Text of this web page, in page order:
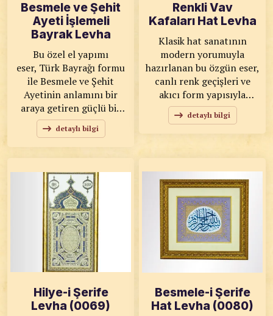
Besmele ve Şehit
Ayeti İşlemeli
Bayrak Levha
Bu özel el yapımı
eser, Türk Bayrağı formu
ile Besmele ve Şehit
Ayetinin anlamını bir
araya getiren güçlü bir
kompozisyondur. Hilal ve
yıldız formu içerisine
hem de manevi derinliği
yansıtır. KOD: 0168
SANATKÂR: Ahmet Zeki
YAVAŞ ÖLÇÜLER: 48x61
ESER ÖZELLİKLERİ:
Tıpkı Basım
detaylı bilgi
Renkli Vav
Kafaları Hat Levha
Klasik hat sanatının
modern yorumuyla
hazırlanan bu özgün eser,
canlı renk geçişleri ve
akıcı form yapısıyla
bulunduğu ortama enerjik
ve estetik bir karakter
kazandırıyor. Dinamik
dekorasyon stilleriyle
uyum sağlayan eser,
özellikle yaşam alanları,
ofisler ve sanat köşeleri
için dikkat çekici bir seçim
sunar. KOD: 0169
SANATKÂR: Ahmet Zeki
Tıpkı Basım
detaylı bilgi
Hilye-i Şerife
Levha (0069)
Besmele-i Şerife
Hat Levha (0080)